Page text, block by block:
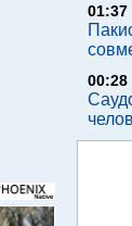
01:37
00:28